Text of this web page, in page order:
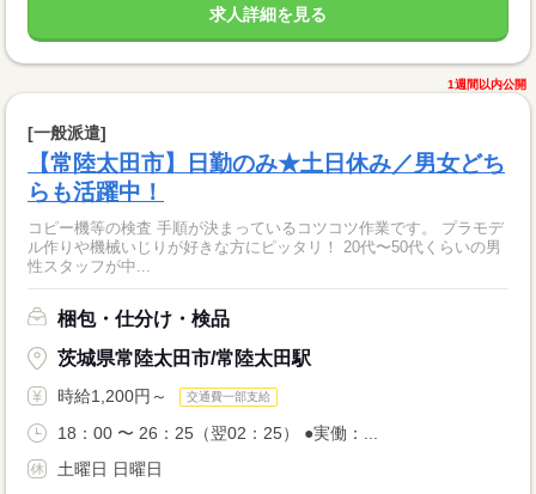
求人詳細を見る
1週間以内公開
[一般派遣]
【常陸太田市】日勤のみ★土日休み／男女どち
らも活躍中！
コピー機等の検査 手順が決まっているコツコツ作業です。 プラモデ
ル作りや機械いじりが好きな方にピッタリ！ 20代〜50代くらいの男
性スタッフが中...
梱包・仕分け・検品
茨城県常陸太田市/常陸太田駅
時給1,200円～ 交通費一部支給
18：00 〜 26：25（翌02：25） ●実働：...
土曜日 日曜日